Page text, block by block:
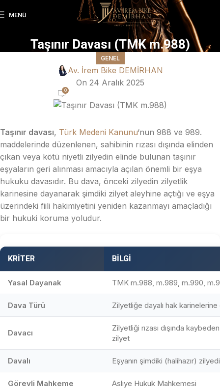
MENÜ
Taşınır Davası (TMK m.988)
GENEL
Av. İrem Bike DEMİRHAN
On 24 Aralık 2025
0
Taşınır davası, Türk Medeni Kanunu‘nun 988 ve 989.
maddelerinde düzenlenen, sahibinin rızası dışında elinden
çıkan veya kötü niyetli zilyedin elinde bulunan taşınır
eşyaların geri alınması amacıyla açılan önemli bir eşya
hukuku davasıdır. Bu dava, önceki zilyedin zilyetlik
karinesine dayanarak şimdiki zilyet aleyhine açtığı ve eşya
üzerindeki fiili hakimiyetini yeniden kazanmayı amaçladığı
bir hukuki koruma yoludur.
KRITER BILGI
Yasal Dayanak TMK m.988, m.989, m.990,
Dava Türü Zilyetliğe dayalı hak
Davacı
Zilyetliği rızası dışında
zilyet
Davalı Eşyanın şimdiki (halihazır) zilyedi
Görevli Mahkeme Asliye Hukuk Mahkemesi